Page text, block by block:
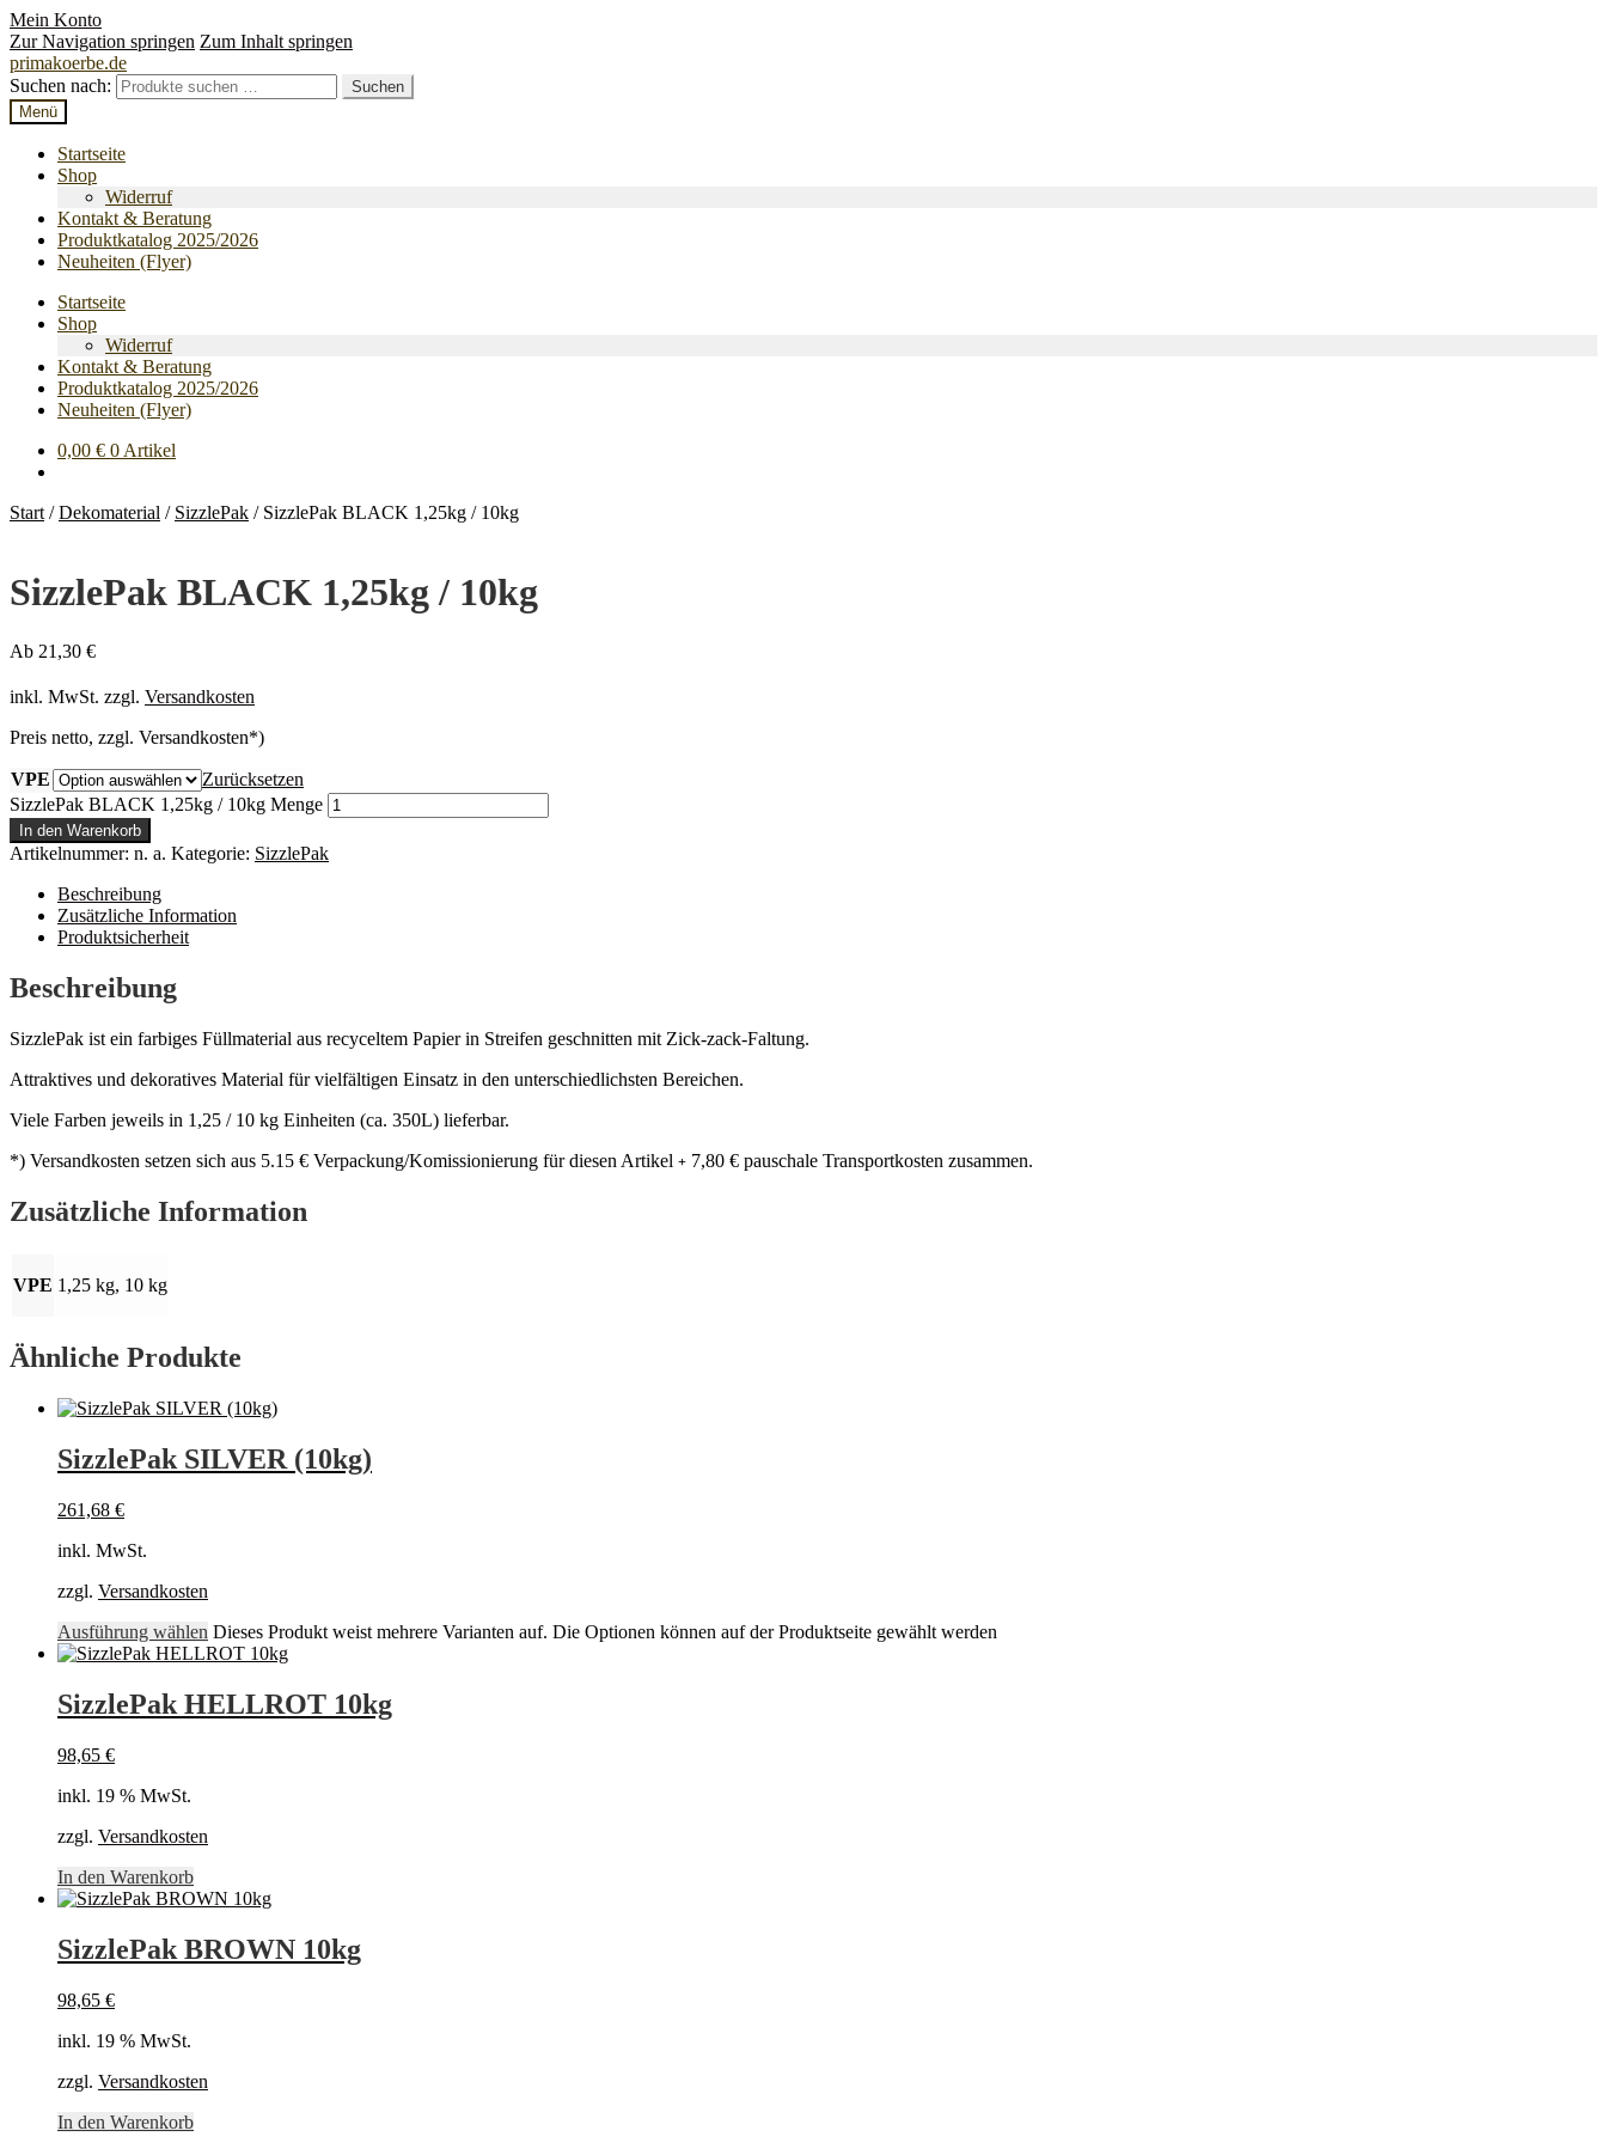
Mein Konto
Zur Navigation springen Zum Inhalt springen
primakoerbe.de
Suchen nach:
Suchen
Menü
Startseite
Shop
Widerruf
Kontakt & Beratung
Produktkatalog 2025/2026
Neuheiten (Flyer)
Startseite
Shop
Widerruf
Kontakt & Beratung
Produktkatalog 2025/2026
Neuheiten (Flyer)
0,00 € 0 Artikel
Start /Dekomaterial / SizzlePak / SizzlePak BLACK 1,25kg / 10kg
SizzlePak BLACK 1,25kg / 10kg
Ab 21,30 €
inkl. MwSt. zzgl. Versandkosten
Preis netto, zzgl. Versandkosten*)
VPE
Zurücksetzen
SizzlePak BLACK 1,25kg / 10kg Menge
In den Warenkorb
Artikelnummer: n. a. Kategorie: SizzlePak
Beschreibung
Zusätzliche Information
Produktsicherheit
Beschreibung
SizzlePak ist ein farbiges Füllmaterial aus recyceltem Papier in Streifen geschnitten mit Zick-zack-Faltung.
Attraktives und dekoratives Material für vielfältigen Einsatz in den unterschiedlichsten Bereichen.
Viele Farben jeweils in 1,25 / 10 kg Einheiten (ca. 350L) lieferbar.
*) Versandkosten setzen sich aus 5.15 € Verpackung/Komissionierung für diesen Artikel + 7,80 € pauschale Transportkosten zusammen.
Zusätzliche Information
VPE 1,25 kg, 10 kg
Ähnliche Produkte
SizzlePak SILVER (10kg)
261,68 €
inkl. MwSt.
zzgl. Versandkosten
Ausführung wählen Dieses Produkt weist mehrere Varianten auf. Die Optionen können auf der Produktseite gewählt werden
SizzlePak HELLROT 10kg
98,65 €
inkl. 19 % MwSt.
zzgl. Versandkosten
In den Warenkorb
SizzlePak BROWN 10kg
98,65 €
inkl. 19 % MwSt.
zzgl. Versandkosten
In den Warenkorb